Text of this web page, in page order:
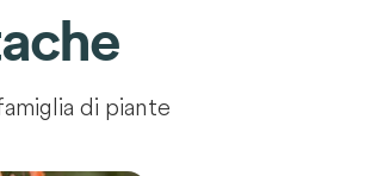
di piante